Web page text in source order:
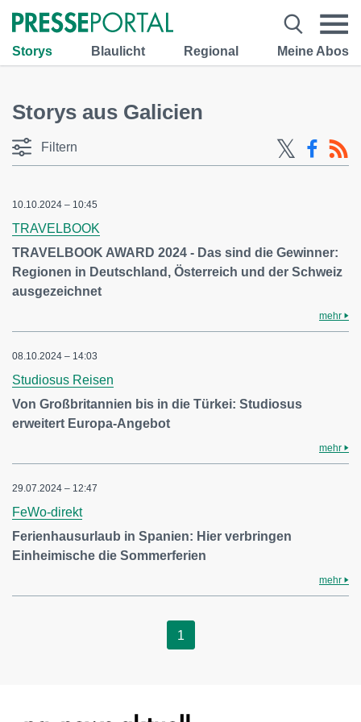
Storys Blaulicht Regional Meine Abos
Storys aus Galicien
Filtern
10.10.2024 – 10:45
TRAVELBOOK
TRAVELBOOK AWARD 2024 - Das sind die Gewinner:
Regionen in Deutschland, Österreich und der Schweiz
ausgezeichnet
mehr
08.10.2024 – 14:03
Studiosus Reisen
Von Großbritannien bis in die Türkei: Studiosus
erweitert Europa-Angebot
mehr
29.07.2024 – 12:47
FeWo-direkt
Ferienhausurlaub in Spanien: Hier verbringen
Einheimische die Sommerferien
mehr
1